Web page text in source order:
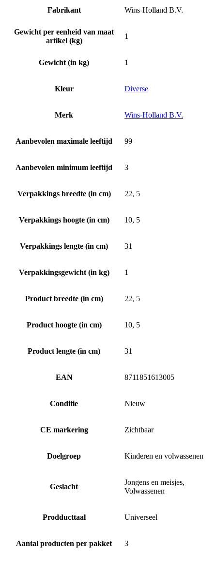
Fabrikant Wins-Holland B.V.
Gewicht per eenheid van maat
artikel (kg)
1
Gewicht (in kg) 1
Kleur Diverse
Merk Wins-Holland B.V.
Aanbevolen maximale leeftijd 99
Aanbevolen minimum leeftijd 3
Verpakkings breedte (in cm) 22, 5
Verpakkings hoogte (in cm) 10, 5
Verpakkings lengte (in cm) 31
Verpakkingsgewicht (in kg) 1
Product breedte (in cm) 22, 5
Product hoogte (in cm) 10, 5
Product lengte (in cm) 31
EAN 8711851613005
Conditie Nieuw
CE markering Zichtbaar
Doelgroep Kinderen en volwassenen
Geslacht
Jongens en meisjes,
Volwassenen
Prodducttaal Universeel
Aantal producten per pakket 3